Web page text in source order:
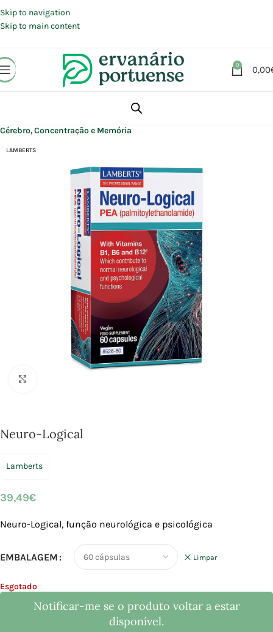
Skip to navigation
Skip to main content
0 0,00
Suplementos alimentares
Cérebro, Concentração e Memória
LAMBERTS
Neuro-Logical
Lamberts
39,49€
Neuro-Logical, função neurológica e psicológica
EMBALAGEM Limpar
Esgotado
Notificar-me se o produto voltar a estar
disponível.